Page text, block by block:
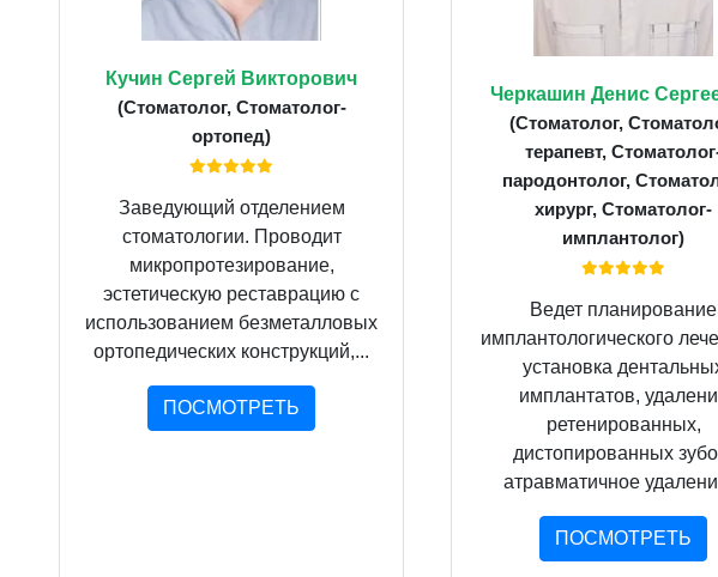
Кучин Сергей Викторович
(Стоматолог, Стоматолог-
ортопед)
Заведующий отделением
стоматологии. Проводит
микропротезирование,
эстетическую реставрацию с
использованием безметалловых
ортопедических конструкций,...
ПОСМОТРЕТЬ
Черкашин Денис
(Стоматолог,
терапевт,
пародонтолог,
хирург, Стоматолог-
имплантолог)
Ведет планирование
имплантологического
установка
имплантатов,
ретенированных,
дистопированных
атравматичное
ПОСМОТРЕТЬ